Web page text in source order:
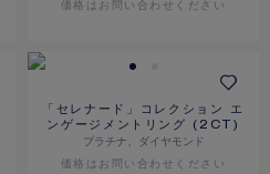
価格は​お問い合わせください
「セレナード」コレクション エ
ンゲージメントリング (2CT)
プラチナ、ダイヤモンド
価格は​お問い合わせください